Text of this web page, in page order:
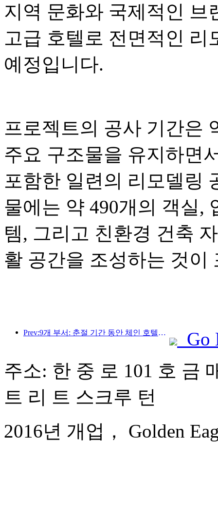
지역 문화와 국제적인 브
고급 호텔로 전면적인
예정입니다.
프로젝트의 공사 기간은
주요 구조물을 유지하면
포함한 일련의 리모델링
물에는 약 490개의 객실,
템, 그리고 친환경 건축
활 공간을 조성하는 것이
Prev:9개 부서: 춘절 기간 동안 체인 호텔과 부티크 숙박 시설에서 우대 혜택을 제공합니다.
Go
주소: 한 중 로 101 호 금
트 리 트 스크루 턴
2016년 개업， Golden